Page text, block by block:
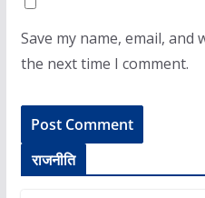
Save my name, email,
the next time I comment.
राजनीति